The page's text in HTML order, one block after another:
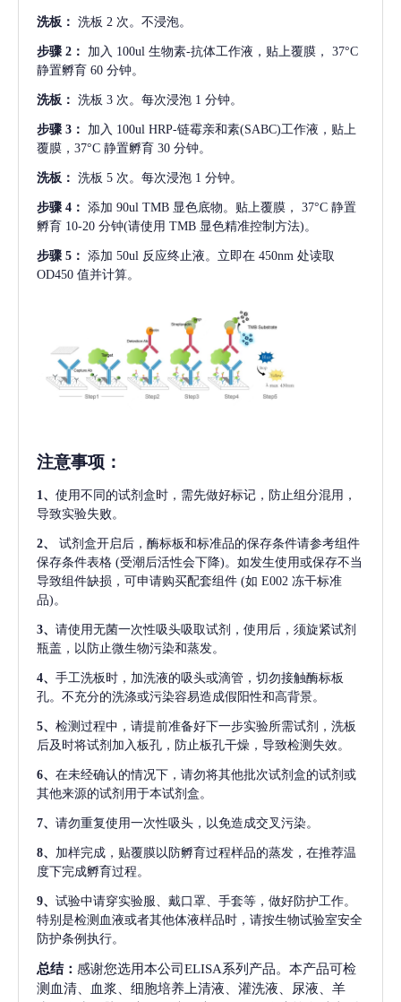
洗板： 洗板 2 次。不浸泡。
步骤 2： 加入 100ul 生物素-抗体工作液，贴上覆膜， 37°C
静置孵育 60 分钟。
洗板： 洗板 3 次。每次浸泡 1 分钟。
步骤 3： 加入 100ul HRP-链霉亲和素(SABC)工作液，贴上
覆膜，37°C 静置孵育 30 分钟。
洗板： 洗板 5 次。每次浸泡 1 分钟。
步骤 4： 添加 90ul TMB 显色底物。贴上覆膜， 37°C 静置
孵育 10-20 分钟(请使用 TMB 显色精准控制方法)。
步骤 5： 添加 50ul 反应终止液。立即在 450nm 处读取
OD450 值并计算。
注意事项 ：
1、 使用不同的试剂盒时，需先做好标记，防止组分混用，
导致实验失败。
2、
试剂盒开启后，酶标板和标准品的保存条件请参考组件
保存条件表格 (受潮后活性会下降)。如发生使用或保存不当
导致组件缺损，可申请购买配套组件 (如 E002 冻干标准
品)。
3、 请使用无菌一次性吸头吸取试剂，使用后，须旋紧试剂
瓶盖，以防止微生物污染和蒸发。
4、 手工洗板时，加洗液的吸头或滴管，切勿接触酶标板
孔。不充分的洗涤或污染容易造成假阳性和高背景。
5、 检测过程中，请提前准备好下一步实验所需试剂，洗板
后及时将试剂加入板孔，防止板孔干燥，导致检测失效。
6、 在未经确认的情况下，请勿将其他批次试剂盒的试剂或
其他来源的试剂用于本试剂盒。
7、 请勿重复使用一次性吸头，以免造成交叉污染。
8、 加样完成，贴覆膜以防孵育过程样品的蒸发，在推荐温
度下完成孵育过程。
9、 试验中请穿实验服、戴口罩、手套等，做好防护工作。
特别是检测血液或者其他体液样品时，请按生物试验室安全
防护条例执行。
总结： 感谢您选用本公司ELISA系列产品。本产品可检
测血清、血浆、细胞培养上清液、灌洗液、尿液、羊